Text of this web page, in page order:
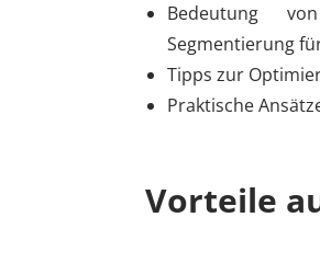
Bedeutung
Segmentierung
Tipps zur
Praktische
Vorteile